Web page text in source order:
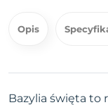
Opis
Bazylia święta to